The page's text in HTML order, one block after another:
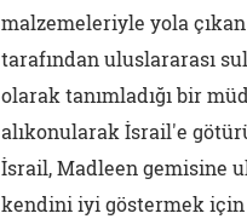
malzemeleriyle yola
tarafından uluslararası
olarak tanımladığı bir
alıkonularak İsrail'e
İsrail, Madleen gemisine
kendini iyi göstermek için